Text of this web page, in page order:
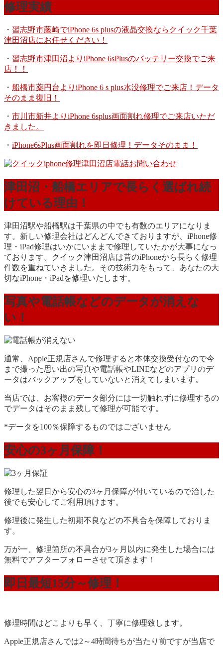
修理実績
・ 習志野市藤崎でiPhone 6s plusの液晶交換ならクイック千葉
津田沼店にお任せください！
・ 習志野市津田沼よりiPhone 6sPlusのバッテリー交換でご来
店！！
・ 船橋市薬円台よりiPhone 6 s plus水没修理でご来店！データ
そのまま復旧！
・ 市川市新井よりiPhone 6splus画面割れ修理でご来店いただ
きました。
・ iPhone6sPlus画面割れを即日修理！データそのまま！
津田沼・船橋エリアで長らく選ばれ続
けている理由！
津田沼駅や船橋駅は千葉県の中でも有数のエリアになりま
す。新しい修理会社はどんどんできておりますが、iPhone修
理・iPad修理はいかにいままで修理していたかが大事になっ
ております。クイック津田沼店は昔のiPhoneから長らく修理
件数を重ねていきました。その技術力をもって、あなたの大
切なiPhone・iPadを修理いたします。
写真や電話帳などのデータが消えな
い！
通常、Apple正規店さんで修理すると本体交換受付なので今
まで撮った思い出の写真や電話帳やLINEなどのアプリのデ
ータはバックアップをしていないと消えてしまいます。
当店では、お客様のデータ部分には一切触れずに修理するの
でデータはそのまま残して修理が可能です。
*データを100％保障するものではございません
安心の3ヶ月保障！
修理した翌日から安心の3ヶ月保障が付いているので治した
後でも安心してご利用頂けます。
修理後に発生した初期不良などの不具合を保障しておりま
す。
万が一、修理箇所の不具合が3ヶ月以内に発生した場合には
無料でアフターフォローさせて頂きます！
即日最短15分～修理！
修理時間はどこよりも早く、丁寧に修理致します。
Apple正規店さんでは2～4時間待ちが当たり前ですが当店で